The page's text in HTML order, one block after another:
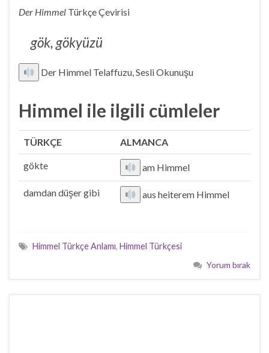
Der Himmel Türkçe Çevirisi
gök, gökyüzü
Der Himmel Telaffuzu, Sesli Okunuşu
Himmel ile ilgili cümleler
TÜRKÇE ALMANCA
gökte am Himmel
damdan düşer gibi aus heiterem Himmel
Himmel Türkçe Anlamı, Himmel Türkçesi
Yorum bırak